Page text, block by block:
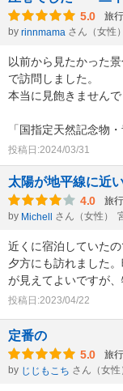
5.0 旅
by rinnmama さん（女性）
以前から見たかった
で訪問しました。
本当に見飽きませんで
「国指定天然記念物
投稿日:2024/03/31
太陽が地平線に近
4.0 旅
by Michell さん（女性）
近くに宿泊していた
夕方にも訪れました
が見えてよいですが
投稿日:2023/04/22
定番の
5.0 旅
by じじもこち さん（女性